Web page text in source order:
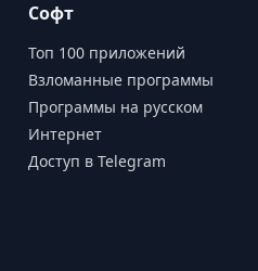
Софт
Топ 100 приложений
Взломанные программы
Программы на русском
Интернет
Доступ в Telegram